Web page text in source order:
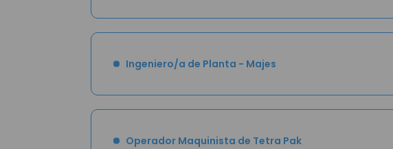
Ingeniero/a de Planta - Majes
Operador Maquinista de Tetra Pak